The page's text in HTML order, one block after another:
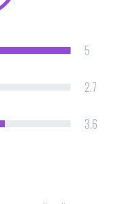
5
2.7
3.6